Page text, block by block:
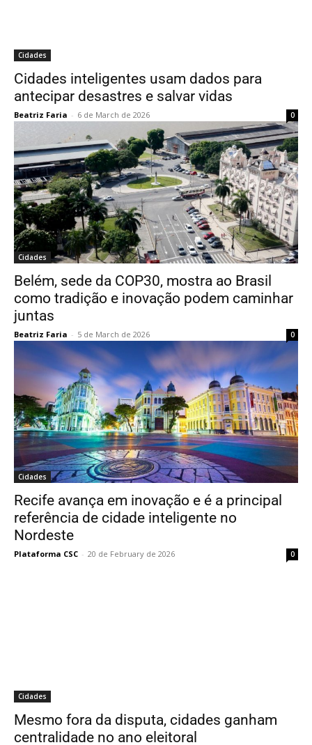
Cidades
Cidades inteligentes usam dados para
antecipar desastres e salvar vidas
Beatriz Faria - 6 de March de 2026 0
Cidades
Belém, sede da COP30, mostra ao Brasil
como tradição e inovação podem caminhar
juntas
Beatriz Faria - 5 de March de 2026 0
Cidades
Recife avança em inovação e é a principal
referência de cidade inteligente no
Nordeste
Plataforma CSC - 20 de February de 2026 0
Cidades
Mesmo fora da disputa, cidades ganham
centralidade no ano eleitoral